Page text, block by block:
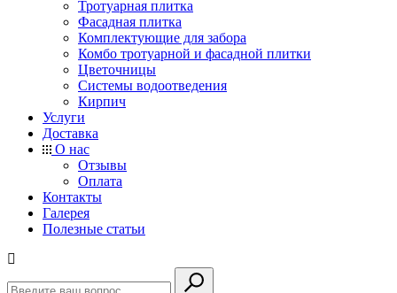
Тротуарная плитка
Фасадная плитка
Комплектующие для забора
Комбо тротуарной и фасадной плитки
Цветочницы
Системы водоотведения
Кирпич
Услуги
Доставка
О нас
Отзывы
Оплата
Контакты
Галерея
Полезные статьи